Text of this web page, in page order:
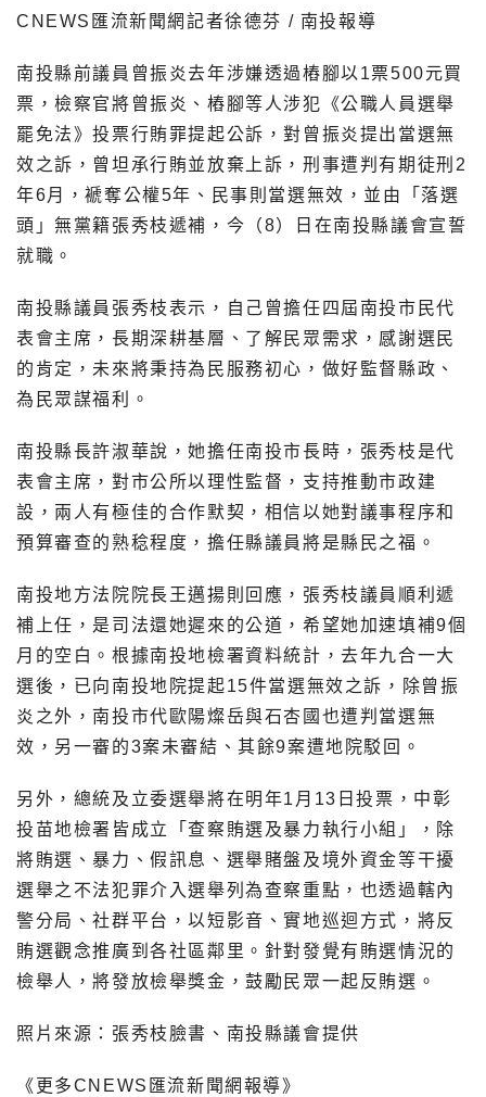
CNEWS匯流新聞網記者徐德芬 / 南投報導
南投縣前議員曾振炎去年涉嫌透過樁腳以1票500元買
票，檢察官將曾振炎、樁腳等人涉犯《公職人員選舉
罷免法》投票行賄罪提起公訴，對曾振炎提出當選無
效之訴，曾坦承行賄並放棄上訴，刑事遭判有期徒刑2
年6月，褫奪公權5年、民事則當選無效，並由「落選
頭」無黨籍張秀枝遞補，今（8）日在南投縣議會宣誓
就職。
南投縣議員張秀枝表示，自己曾擔任四屆南投市民代
表會主席，長期深耕基層、了解民眾需求，感謝選民
的肯定，未來將秉持為民服務初心，做好監督縣政、
為民眾謀福利。
南投縣長許淑華說，她擔任南投市長時，張秀枝是代
表會主席，對市公所以理性監督，支持推動市政建
設，兩人有極佳的合作默契，相信以她對議事程序和
預算審查的熟稔程度，擔任縣議員將是縣民之福。
南投地方法院院長王邁揚則回應，張秀枝議員順利遞
補上任，是司法還她遲來的公道，希望她加速填補9個
月的空白。根據南投地檢署資料統計，去年九合一大
選後，已向南投地院提起15件當選無效之訴，除曾振
炎之外，南投市代歐陽燦岳與石杏國也遭判當選無
效，另一審的3案未審結、其餘9案遭地院駁回。
另外，總統及立委選舉將在明年1月13日投票，中彰
投苗地檢署皆成立「查察賄選及暴力執行小組」，除
將賄選、暴力、假訊息、選舉賭盤及境外資金等干擾
選舉之不法犯罪介入選舉列為查察重點，也透過轄內
警分局、社群平台，以短影音、實地巡迴方式，將反
賄選觀念推廣到各社區鄰里。針對發覺有賄選情況的
檢舉人，將發放檢舉獎金，鼓勵民眾一起反賄選。
照片來源：張秀枝臉書、南投縣議會提供
《更多CNEWS匯流新聞網報導》